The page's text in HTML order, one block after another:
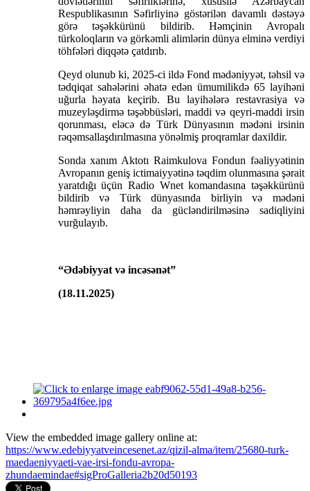
Respublikasının Səfirliyinə göstərilən davamlı dəstəyə
görə təşəkkürünü bildirib. Həmçinin Avropalı
türkoloqların və görkəmli alimlərin dünya elminə verdiyi
töhfələri diqqətə çatdırıb.
Qeyd olunub ki, 2025-ci ildə Fond mədəniyyət, təhsil və
tədqiqat sahələrini əhatə edən ümumilikdə 65 layihəni
uğurla həyata keçirib. Bu layihələrə restavrasiya və
muzeyləşdirmə təşəbbüsləri, maddi və qeyri-maddi irsin
qorunması, eləcə də Türk Dünyasının mədəni irsinin
rəqəmsallaşdırılmasına yönəlmiş proqramlar daxildir.
Sonda xanım Aktotı Raimkulova Fondun fəaliyyətinin
Avropanın geniş ictimaiyyətinə təqdim olunmasına şərait
yaratdığı üçün Radio Wnet komandasına təşəkkürünü
bildirib və Türk dünyasında birliyin və mədəni
həmrəyliyin daha da gücləndirilməsinə sadiqliyini
vurğulayıb.
“Ədəbiyyat və incəsənət”
(18.11.2025)
View the embedded image gallery online at:
https://www.edebiyyatveincesenet.az/qizil-alma/item/25680-turk-
maedaeniyyaeti-vae-irsi-fondu-avropa-
zhundaemindae#sigProGalleria2b20d50193